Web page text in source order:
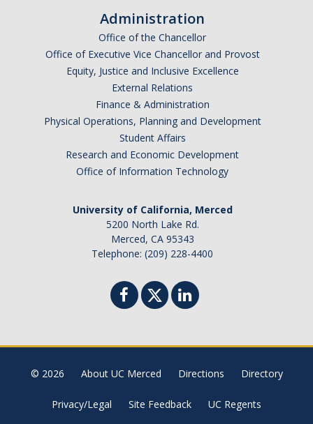
Administration
Office of the Chancellor
Office of Executive Vice Chancellor and Provost
Equity, Justice and Inclusive Excellence
External Relations
Finance & Administration
Physical Operations, Planning and Development
Student Affairs
Research and Economic Development
Office of Information Technology
University of California, Merced
5200 North Lake Rd.
Merced, CA 95343
Telephone: (209) 228-4400
© 2026 About UC Merced Directions Directory
Privacy/Legal Site Feedback UC Regents